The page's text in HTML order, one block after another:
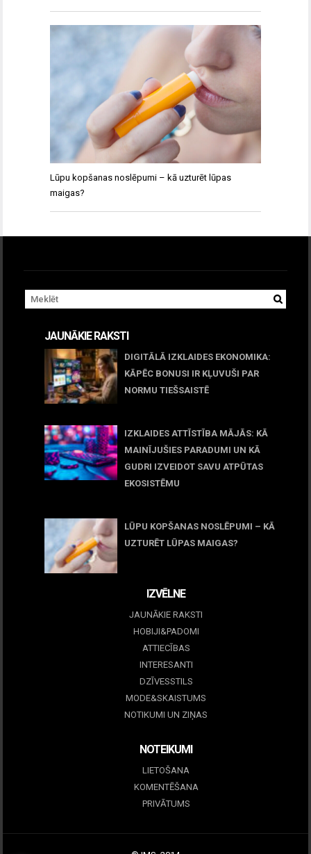
Lūpu kopšanas noslēpumi – kā uzturēt lūpas
maigas?
JAUNĀKIE RAKSTI
DIGITĀLĀ IZKLAIDES EKONOMIKA:
KĀPĒC BONUSI IR KĻUVUŠI PAR
NORMU TIEŠSAISTĒ
IZKLAIDES ATTĪSTĪBA MĀJĀS: KĀ
MAINĪJUŠIES PARADUMI UN KĀ
GUDRI IZVEIDOT SAVU ATPŪTAS
EKOSISTĒMU
LŪPU KOPŠANAS NOSLĒPUMI – KĀ
UZTURĒT LŪPAS MAIGAS?
IZVĒLNE
JAUNĀKIE RAKSTI
HOBIJI&PADOMI
ATTIECĪBAS
INTERESANTI
DZĪVESSTILS
MODE&SKAISTUMS
NOTIKUMI UN ZIŅAS
NOTEIKUMI
LIETOŠANA
KOMENTĒŠANA
PRIVĀTUMS